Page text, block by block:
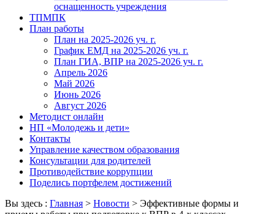
оснащенность учреждения
ТПМПК
План работы
План на 2025-2026 уч. г.
График ЕМД на 2025-2026 уч. г.
План ГИА, ВПР на 2025-2026 уч. г.
Апрель 2026
Май 2026
Июнь 2026
Август 2026
Методист онлайн
НП «Молодежь и дети»
Контакты
Управление качеством образования
Консультации для родителей
Противодействие коррупции
Поделись портфелем достижений
Вы здесь : Главная > Новости > Эффективные формы и